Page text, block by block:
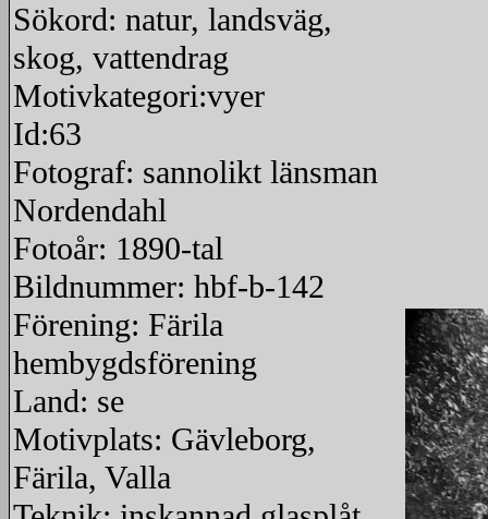
Sökord: natur, landsväg,
skog, vattendrag
Motivkategori:vyer
Id:63
Fotograf: sannolikt länsman
Nordendahl
Fotoår: 1890-tal
Bildnummer: hbf-b-142
Förening: Färila
hembygdsförening
Land: se
Motivplats: Gävleborg,
Färila, Valla